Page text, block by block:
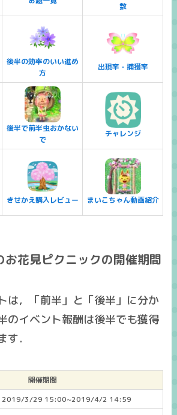
数
後半の効率のいい進め
方
出現率・捕獲率
後半で前半虫おかない
で
チャレンジ
きせかえ購入レビュー まいこちゃん動画紹介
お花見ピクニックの開催期間
は，「前半」と「後半」に分か
のイベント報酬は後半でも獲得
．
開催期間
2019/3/29 15:00~2019/4/2 14:59